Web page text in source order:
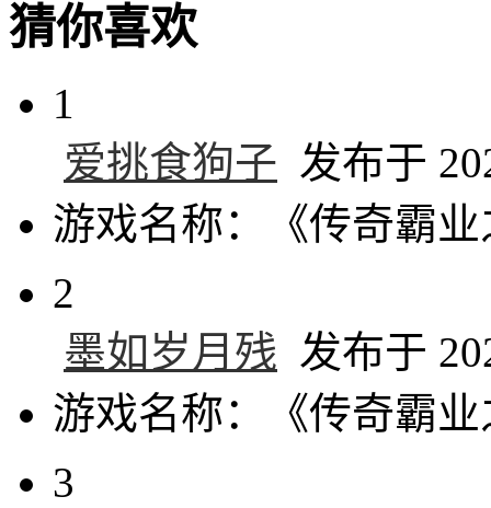
猜你喜欢
1
爱挑食狗子 发布于
游戏名称：《传奇霸
2
墨如岁月残 发布于
游戏名称：《传奇霸
3